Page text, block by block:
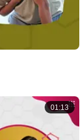
01:13